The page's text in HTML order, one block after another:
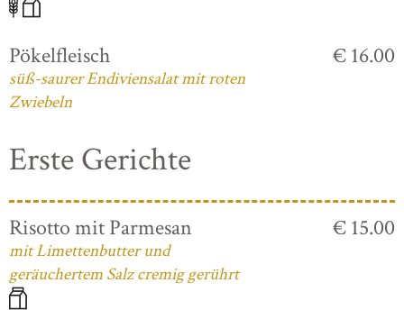
Pökelfleisch
süß-saurer Endiviensalat mit roten
Zwiebeln
€ 16.00
Erste Gerichte
Risotto mit Parmesan
mit Limettenbutter und
geräuchertem Salz cremig gerührt
€ 15.00